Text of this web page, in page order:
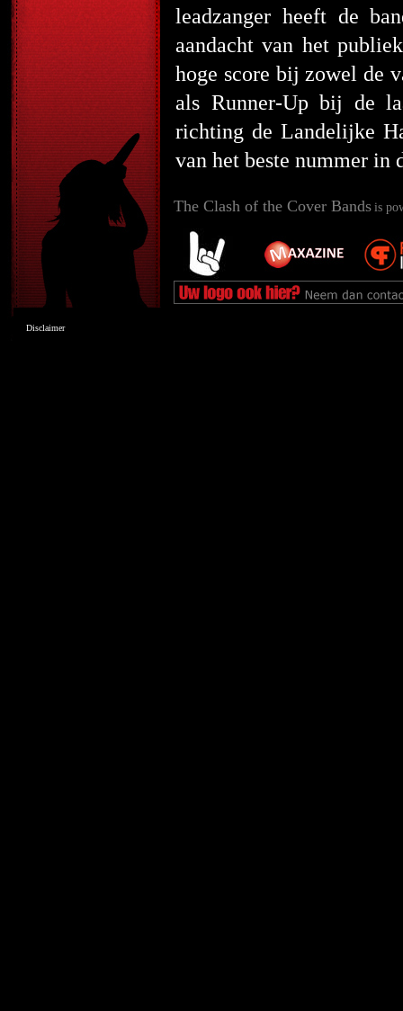
leadzanger heeft de
aandacht van het
hoge score bij zowel de
als Runner-Up bij de
richting de Landelijke
van het beste nummer
The Clash of the Cover Bands is
Disclaimer